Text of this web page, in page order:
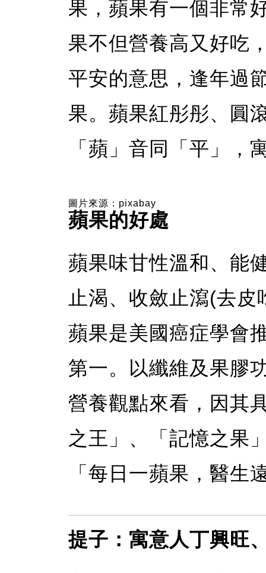
果，蘋果有一個非常
果不但營養高又好吃
平安的意思，逢年過
果。蘋果紅彤彤、圓
「蘋」音同「平」，
圖片來源：pixabay
蘋果的好處
蘋果味甘性溫和、能
止渴、收斂止瀉(去
蘋果是美國癌症學會
第一。以纖維及果膠
營養觀點來看，因其
之王」、「記憶之果
「每日一蘋果，醫生
提子：寓意人丁興旺